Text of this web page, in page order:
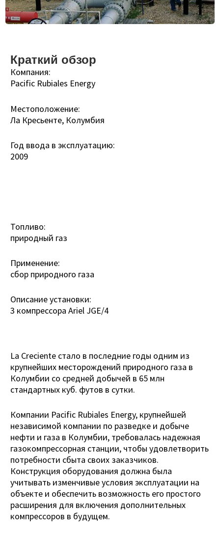
Краткий обзор
Компания:
Pacific Rubiales Energy
Местоположение:
Ла Кресьенте, Колумбия
Год ввода в эксплуатацию:
2009
Топливо:
природный газ
Применение:
сбор природного газа
Описание установки:
3 компрессора Ariel JGE/4
La Creciente стало в последние годы одним из
крупнейших месторождений природного газа в
Колумбии со средней добычей в 65 млн
стандартных куб. футов в сутки.
Компании Pacific Rubiales Energy, крупнейшей
независимой компании по разведке и добыче
нефти и газа в Колумбии, требовалась надежная
газокомпрессорная станции, чтобы удовлетворить
потребности сбыта своих заказчиков.
Конструкция оборудования должна была
учитывать изменчивые условия эксплуатации на
объекте и обеспечить возможность его простого
расширения для включения дополнительных
компрессоров в будущем.